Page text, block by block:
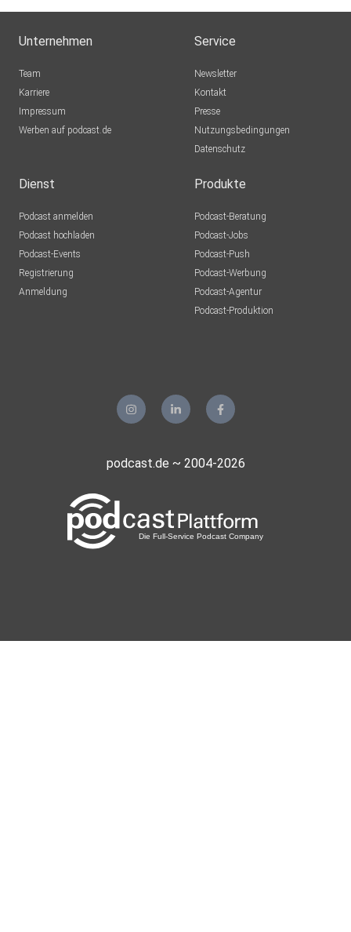
Unternehmen
Team
Karriere
Impressum
Werben auf podcast.de
Service
Newsletter
Kontakt
Presse
Nutzungsbedingungen
Datenschutz
Dienst
Podcast anmelden
Podcast hochladen
Podcast-Events
Registrierung
Anmeldung
Produkte
Podcast-Beratung
Podcast-Jobs
Podcast-Push
Podcast-Werbung
Podcast-Agentur
Podcast-Produktion
podcast.de ~ 2004-2026